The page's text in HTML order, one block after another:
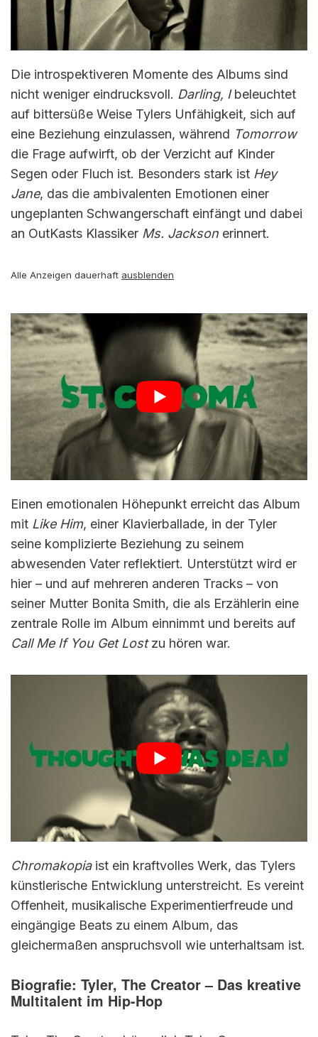
Die introspektiveren Momente des Albums sind
nicht weniger eindrucksvoll. Darling, Ibeleuchtet
auf bittersüße Weise Tylers Unfähigkeit, sich auf
eine Beziehung einzulassen, während Tomorrow
die Frage aufwirft, ob der Verzicht auf Kinder
Segen oder Fluch ist. Besonders stark ist Hey
Jane, das die ambivalenten Emotionen einer
ungeplanten Schwangerschaft einfängt und dabei
an OutKasts Klassiker Ms. Jackson erinnert.
Alle Anzeigen dauerhaft ausblenden
Einen emotionalen Höhepunkt erreicht das Album
mit Like Him, einer Klavierballade, in der Tyler
seine komplizierte Beziehung zu seinem
abwesenden Vater reflektiert. Unterstützt wird er
hier – und auf mehreren anderen Tracks – von
seiner Mutter Bonita Smith, die als Erzählerin eine
zentrale Rolle im Album einnimmt und bereits auf
Call Me If You Get Lostzu hören war.
Chromakopiaist ein kraftvolles Werk, das Tylers
künstlerische Entwicklung unterstreicht. Es vereint
Offenheit, musikalische Experimentierfreude und
eingängige Beats zu einem Album, das
gleichermaßen anspruchsvoll wie unterhaltsam ist.
Biografie: Tyler, The Creator – Das kreative
Multitalent im Hip-Hop